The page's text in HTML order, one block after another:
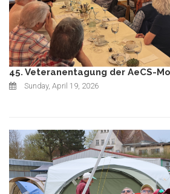
45. Veteranentagung der AeCS-
Sunday, April 19, 2026